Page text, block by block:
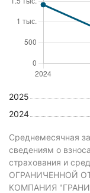
2025
2024
Среднемесячная
сведениям о
страхования и
ОГРАНИЧЕННОЙ
КОМПАНИЯ